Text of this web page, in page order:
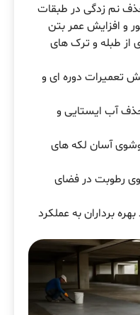
نم زدگی در طبقات
و افزایش عمر بتن
از طبله و ترک های
تعمیرات دوره ای و
حذف آب ایستایی و
آسان لکه های
رطوبت در فضای
برداران به عملکرد